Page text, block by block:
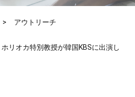
アウトリーチ
リオカ特別教授が韓国KBSに出演し